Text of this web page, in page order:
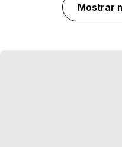
Mostrar